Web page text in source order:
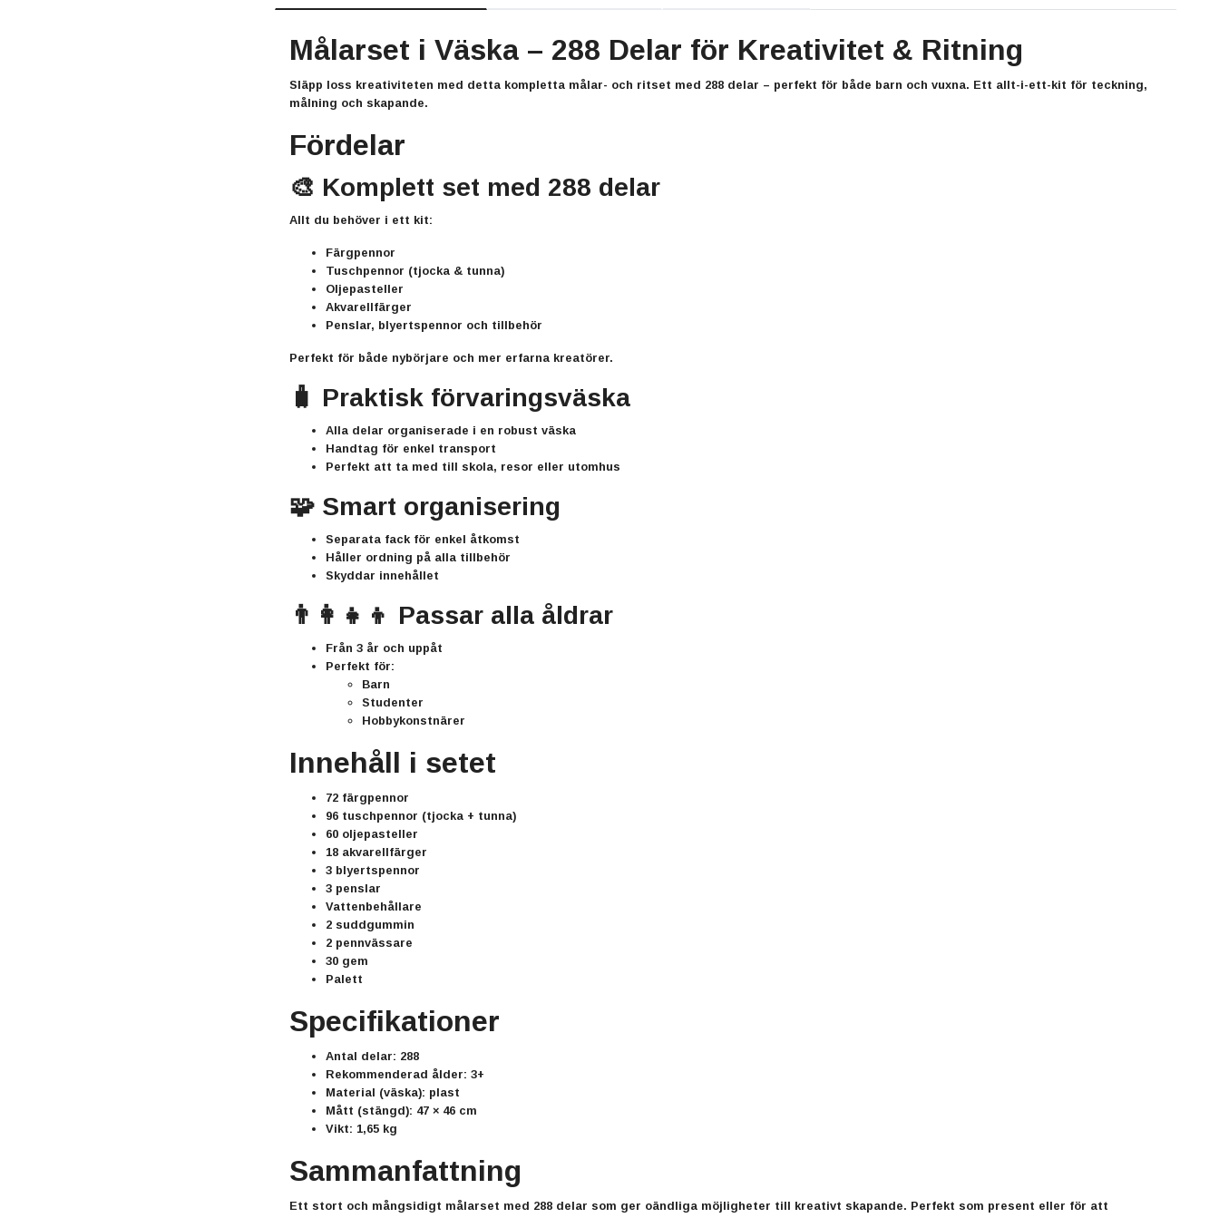
Målarset i Väska – 288 Delar för Kreativitet & Ritning
Släpp loss kreativiteten med detta kompletta målar- och ritset med 288 delar – perfekt för både barn och vuxna. Ett allt-i-ett-kit för teckning,
målning och skapande.
Fördelar
🎨 Komplett set med 288 delar
Allt du behöver i ett kit:
Färgpennor
Tuschpennor (tjocka & tunna)
Oljepasteller
Akvarellfärger
Penslar, blyertspennor och tillbehör
Perfekt för både nybörjare och mer erfarna kreatörer.
🧳 Praktisk förvaringsväska
Alla delar organiserade i en robust väska
Handtag för enkel transport
Perfekt att ta med till skola, resor eller utomhus
🧩 Smart organisering
Separata fack för enkel åtkomst
Håller ordning på alla tillbehör
Skyddar innehållet
👨‍👩‍👧‍👦 Passar alla åldrar
Från 3 år och uppåt
Perfekt för:
Barn
Studenter
Hobbykonstnärer
Innehåll i setet
72 färgpennor
96 tuschpennor (tjocka + tunna)
60 oljepasteller
18 akvarellfärger
3 blyertspennor
3 penslar
Vattenbehållare
2 suddgummin
2 pennvässare
30 gem
Palett
Specifikationer
Antal delar: 288
Rekommenderad ålder: 3+
Material (väska): plast
Mått (stängd): 47 × 46 cm
Vikt: 1,65 kg
Sammanfattning
Ett stort och mångsidigt målarset med 288 delar som ger oändliga möjligheter till kreativt skapande. Perfekt som present eller för att